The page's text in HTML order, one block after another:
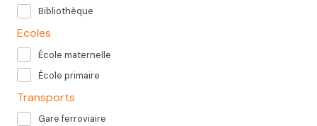
Bibliothèque
Ecoles
École maternelle
École primaire
Transports
Gare ferroviaire